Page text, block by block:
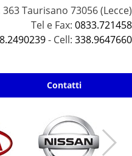
Taurisano 73056 (Lecce)
Tel e Fax: 0833.721458
- Cell: 338.9647660
Contatti